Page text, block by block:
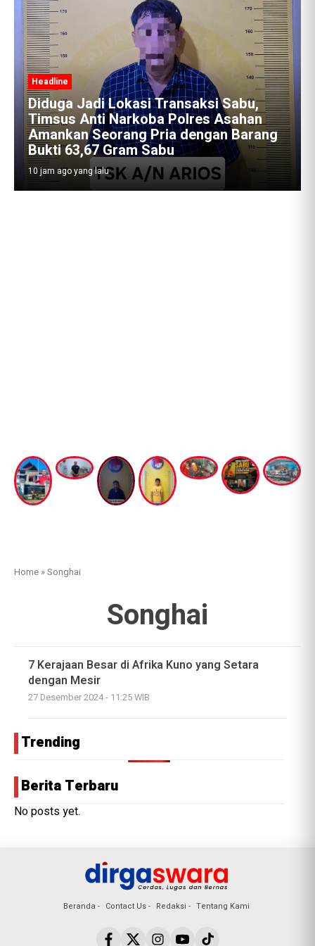
Barang
Headline
Satres Narkoba Polres Asahan
Amankan Pria Pengedar Sabu,
19,60 Gram Barang Bukti
10 jam ago yang lalu
Home »Songhai
Songhai
7 Kerajaan Besar di Afrika Kuno yang Setara
dengan Mesir
27 Desember 2024 - 11:25 WIB
Trending
Berita Terbaru
No posts yet.
Beranda Contact Us Redaksi Tentang Kami